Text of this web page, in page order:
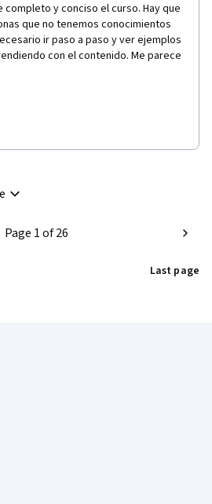
y conciso el curso. Hay que
que no tenemos conocimientos
ir paso a paso y ver ejemplos
con el contenido. Me parece
la comprensión.
Page 1 of 26
Last page